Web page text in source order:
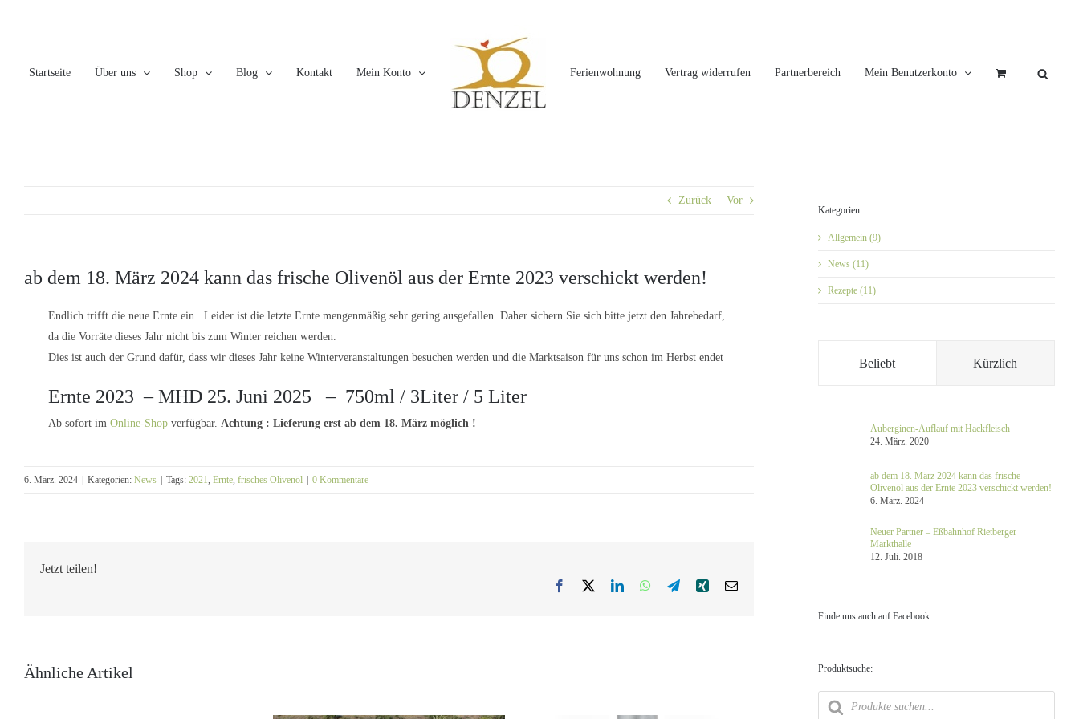
Startseite
Über uns Shop Blog Kontakt Mein Konto Ferienwohnung Vertrag widerrufen Partnerbereich Mein Benutzerkonto
Zurück Vor
ab dem 18. März 2024 kann das frische Olivenöl aus der Ernte 2023 verschickt werden!
Endlich trifft die neue Ernte ein. Leider ist die letzte Ernte mengenmäßig sehr gering ausgefallen. Daher sichern Sie sich bitte jetzt den Jahrebedarf,
da die Vorräte dieses Jahr nicht bis zum Winter reichen werden.
Dies ist auch der Grund dafür, dass wir dieses Jahr keine Winterveranstaltungen besuchen werden und die Marktsaison für uns schon im Herbst endet
Ernte 2023 – MHD 25. Juni 2025 – 750ml / 3Liter / 5 Liter
Ab sofort im Online-Shop verfügbar. Achtung : Lieferung erst ab dem 18. März möglich !
6. März. 2024 | Kategorien: News | Tags: 2021 Ernte frisches Olivenöl | 0 Kommentare
Jetzt teilen!
Facebook
X LinkedInWhatsApp
Telegram
Xing E-
Ähnliche Artikel
Kategorien
Allgemein (9)
News (11)
Rezepte (11)
Beliebt Kürzlich
Auberginen-Auflauf mit Hackfleisch
24. März. 2020
ab dem 18. März 2024 kann das frische
Olivenöl aus der Ernte 2023 verschickt werden!
6. März. 2024
Neuer Partner – Eßbahnhof Rietberger
Markthalle
12. Juli. 2018
Finde uns auch auf Facebook
Produktsuche:
Products
search